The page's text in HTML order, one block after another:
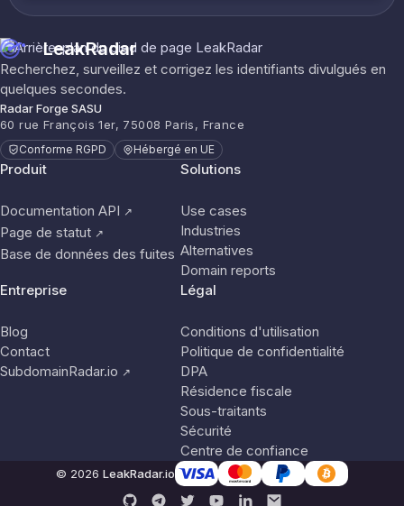
LeakRadar
Recherchez, surveillez et corrigez les identifiants divulgués en
quelques secondes.
Radar Forge SASU
60 rue François 1er, 75008 Paris, France
Conforme RGPD Hébergé en UE
Produit
Documentation API ↗
Page de statut ↗
Base de données des fuites
Solutions
Use cases
Industries
Alternatives
Domain reports
Entreprise
Blog
Contact
SubdomainRadar.io ↗
Légal
Conditions d'utilisation
Politique de confidentialité
DPA
Résidence fiscale
Sous-traitants
Sécurité
Centre de confiance
© 2026 LeakRadar.io